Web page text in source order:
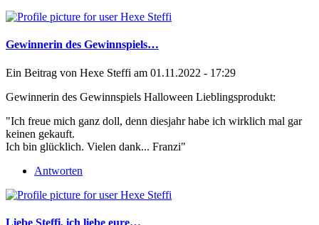
Gewinnerin des Gewinnspiels…
Ein Beitrag von Hexe Steffi am 01.11.2022 - 17:29
Gewinnerin des Gewinnspiels Halloween Lieblingsprodukt:
"Ich freue mich ganz doll, denn diesjahr habe ich wirklich mal gar
keinen gekauft.
Ich bin glücklich. Vielen dank... Franzi"
Antworten
Liebe Steffi, ich liebe eure…